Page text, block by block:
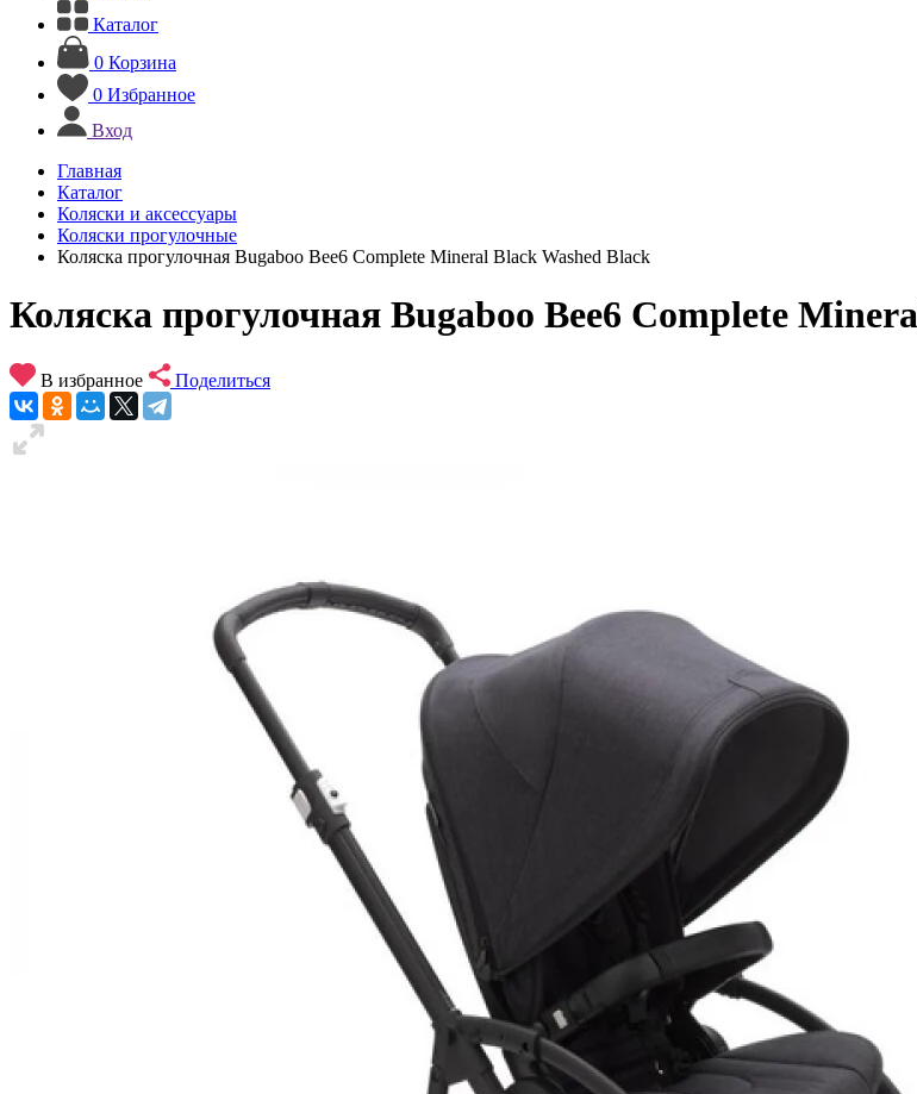
Каталог
0 Корзина
0 Избранное
Вход
Главная
Каталог
Коляски и аксессуары
Коляски прогулочные
Коляска прогулочная Bugaboo Bee6 Complete Mineral Black Washed Black
Коляска прогулочная Bugaboo Bee6 Complete
В избранное Поделиться